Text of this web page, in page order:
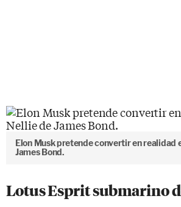
Elon Musk pretende convertir en realidad
James Bond.
Lotus Esprit submarino